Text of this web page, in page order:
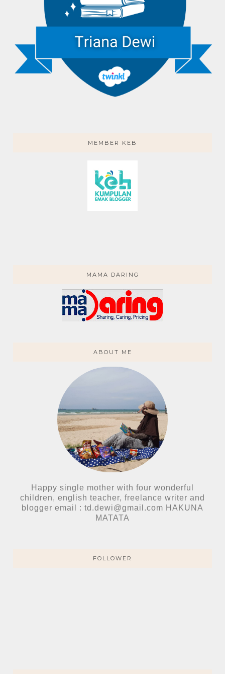
MEMBER KEB
MAMA DARING
ABOUT ME
Happy single mother with four wonderful
children, english teacher, freelance writer and
blogger email : td.dewi@gmail.com HAKUNA
MATATA
FOLLOWER